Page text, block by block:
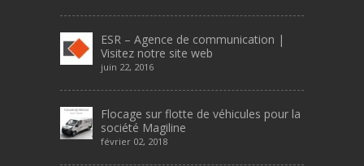
ESR – Agence de communication |
Visitez notre site web
juin 22, 2016
Flocage sur flotte de véhicules pour la
société Magiline
février 02, 2018